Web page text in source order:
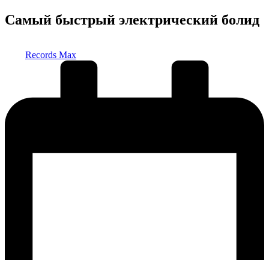
Самый быстрый электрический болид
Records Max